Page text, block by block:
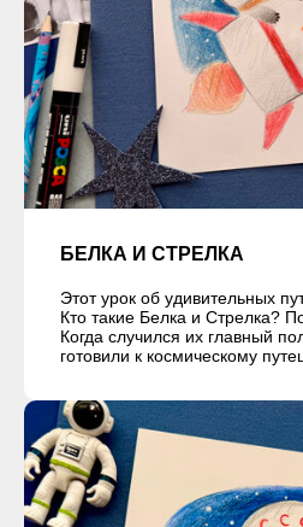
БЕЛКА И СТРЕЛКА
Этот урок об удивительных
Кто такие Белка и Стрелка?
Когда случился их главный
готовили к космическому